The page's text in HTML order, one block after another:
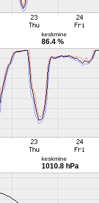
keskmine
86.4 %
keskmine
1010.8 hPa